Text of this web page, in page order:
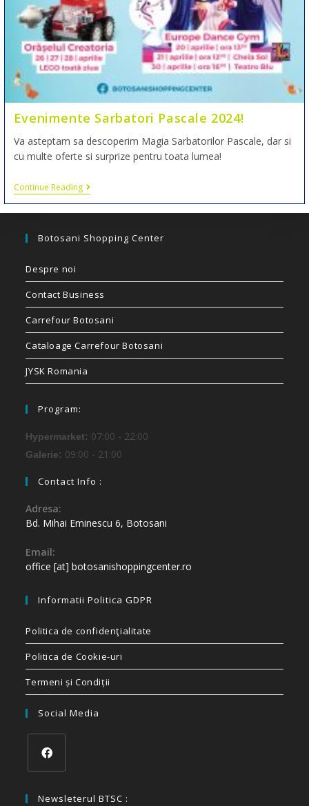
Evenimente Sarbatori Pascale 2024!
Va asteptam sa descoperim Magia Sarbatorilor Pascale, dar si
cu multe oferte si surprize pentru toata lumea!
Continue Reading
Botosani Shopping Center
Despre noi
Contact Business
Carrefour Botosani
Cataloage Carrefour Botosani
JYSK Romania
Program:
Hypermarket: 07:00 - 22:00
Galerie: 09:00 - 21:00
Contact Info :
Adresa:
Bd. Mihai Eminescu 6, Botosani
Email:
office [at] botosanishoppingcenter.ro
Informatii Politica GDPR
Politica de confidenţialitate
Politica de Cookie-uri
Termeni și Condiții
Social Media
Newsleterul BTSC :